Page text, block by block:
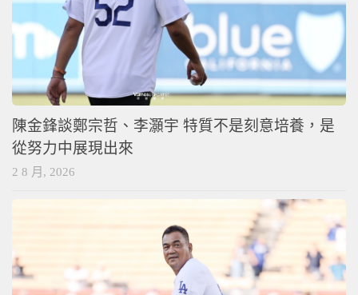
陳金鋒談鄭宗哲、李灝宇 特質不是刻意培養，是